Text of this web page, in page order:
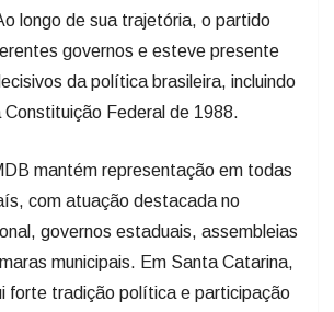
longo de sua trajetória, o partido
governos e esteve presente
da política brasileira, incluindo
Federal de 1988.
mantém representação em todas
com atuação destacada no
governos estaduais, assembleias
municipais. Em Santa Catarina,
forte tradição política e participação